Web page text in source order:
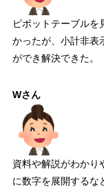
ピボットテーブルを
かったが、小計非表
ができ解決できた。
Wさん
資料や解説がわかり
に数字を展開するな